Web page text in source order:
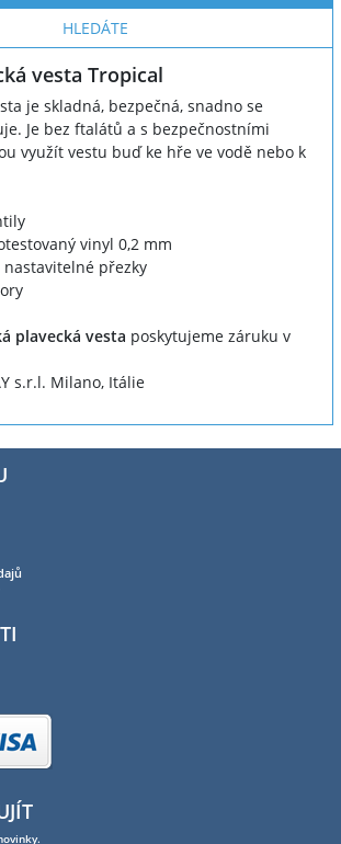
HLEDÁTE
vesta Tropical
je skladná, bezpečná, snadno se
Je bez ftalátů a s bezpečnostními
využít vestu buď ke hře ve vodě nebo k
vinyl 0,2 mm
přezky
plavecká vesta poskytujeme záruku v
s.r.l. Milano, Itálie